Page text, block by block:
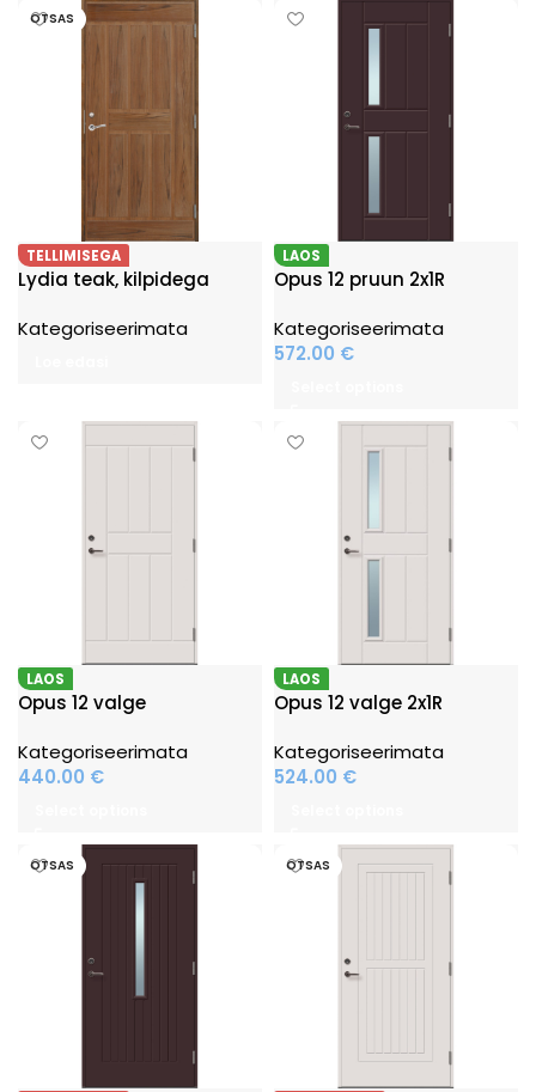
OTSAS
TELLIMISEGA
Lydia teak, kilpidega
Kategoriseerimata
LAOS
Opus 12 pruun 2x1R
Kategoriseerimata
572.00 €
LAOS
Opus 12 valge
Kategoriseerimata
440.00 €
LAOS
Opus 12 valge 2x1R
Kategoriseerimata
524.00 €
OTSAS OTSAS